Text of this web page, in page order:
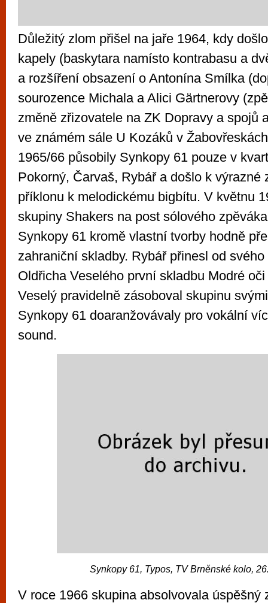
Důležitý zlom přišel na jaře 1964, kdy
kapely (baskytara namísto kontrabasu a
a rozšíření obsazení o Antonína Smílka
sourozence Michala a Alici Gärtnerovy
změně zřizovatele na ZK Dopravy a spojů
ve známém sále U Kozáků v
1965/66 působily Synkopy 61 pouze v
Pokorný, Čarvaš, Rybář a došlo k výrazné
příklonu k melodickému bigbítu. V květnu
skupiny Shakers na post sólového
Synkopy 61 kromě vlastní tvorby hodně
zahraniční skladby. Rybář přinesl od
Oldřicha Veselého první skladbu Modré
Veselý pravidelně zásoboval skupinu
Synkopy 61 doaranžovávaly pro vokální
sound.
Synkopy 61, Typos, TV Brněnské kolo,
V roce 1966 skupina absolvovala úspěšný